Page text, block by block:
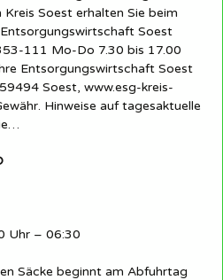
Soest erhalten Sie beim
Soest
111 Mo-Do 7.30 bis 17.00
Entsorgungswirtschaft Soest
Soest, www.esg-kreis-
Hinweise auf tagesaktuelle
Uhr – 06:30
Säcke beginnt am Abfuhrtag